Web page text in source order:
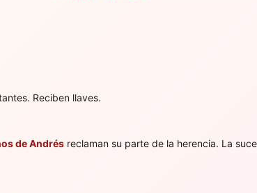
Reciben llaves.
de Andrés reclaman su parte de la herencia. La